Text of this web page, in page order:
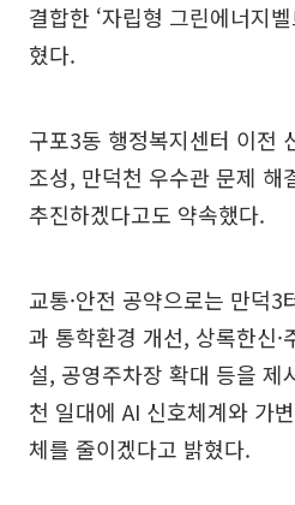
결합한 ‘자립형 그린에너지
혔다.
구포3동 행정복지센터 이전
조성, 만덕천 우수관 문제 해
추진하겠다고도 약속했다.
교통·안전 공약으로는 만덕
과 통학환경 개선, 상록한신·
설, 공영주차장 확대 등을 제
천 일대에 AI 신호체계와 가
체를 줄이겠다고 밝혔다.